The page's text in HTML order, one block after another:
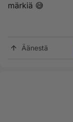
märkiä 😅
Äänestä